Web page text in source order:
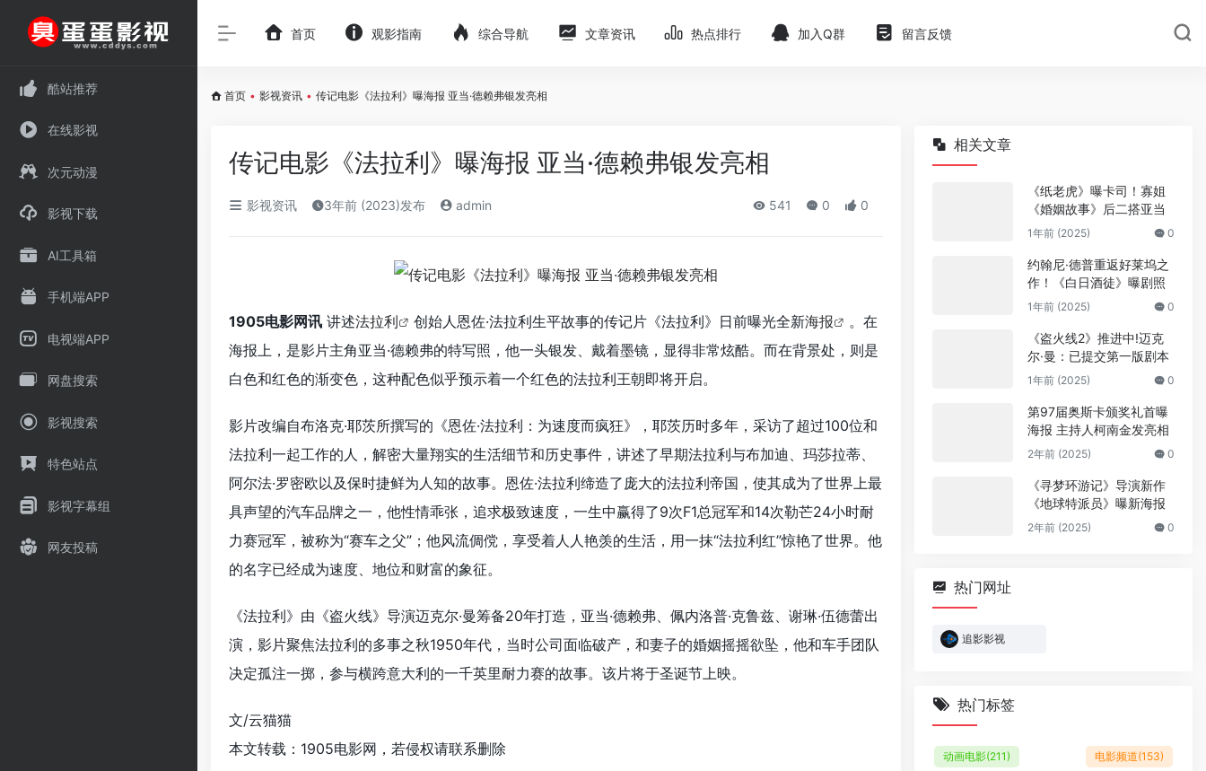
酷站推荐
在线影视
次元动漫
影视下载
AI工具箱
手机端APP
电视端APP
网盘搜索
影视搜索
特色站点
影视字幕组
网友投稿
首页 观影指南 综合导航 文章资讯 热点排行 加入Q群 留言反馈
首页 • 影视资讯 • 传记电影《法拉利》曝海报 亚当·德赖弗银发亮相
传记电影《法拉利》曝海报 亚当·德赖弗银发亮相
影视资讯 3年前 (2023)发布 admin 541 0 0
1905电影网讯 讲述法拉利 创始人恩佐·法拉利生平故事的传记片《法拉利》日前曝光全新海报
。在
海报上，是影片主角亚当·德赖弗的特写照，他一头银发、戴着墨镜，显得非常炫酷。而在背景处，则是
白色和红色的渐变色， 这种配色似乎预示着一个红色的法拉利王朝即将开启。
影片改编自布洛克·耶茨所撰写的《恩佐·法拉利：为速度而疯狂》，耶茨历时多年，采访了超过100位和
法拉利一起工作的人，解密大量翔实的生活细节和历史事件，讲述了早期法拉利与布加迪、玛莎拉蒂、
阿尔法·罗密欧以及保时捷鲜为人知的故事。恩佐·法拉利缔造了庞大的法拉利帝国，使其成为了世界上最
具声望的汽车品牌之一，他性情乖张，追求极致速度，一生中赢得了9次F1总冠军和14次勒芒24小时耐
力赛冠军，被称为“赛车之父”；他风流倜傥，享受着人人艳羡的生活，用一抹“法拉利红”惊艳了世界。他
的名字已经成为速度、地位和财富的象征。
《法拉利》 由《盗火线》导演迈克尔·曼筹备20年打造，亚当·德赖弗、佩内洛普·克鲁兹、谢琳·伍德蕾出
演，影片聚焦法拉利的多事之秋1950年代，当时公司面临破产，和妻子的婚姻摇摇欲坠，他和车手团队
决定孤注一掷，参与横跨意大利的一千英里耐力赛的故事。该片将于圣诞节上映。
文/云猫猫
本文转载：1905电影网，若侵权请联系删除
相关文章
《纸老虎》曝卡司！寡姐
《婚姻故事》后二搭亚当
1年前 (2025) 0
约翰尼·德普重返好莱坞之
作！《白日酒徒》曝剧照
1年前 (2025) 0
《盗火线2》推进中!迈克
尔·曼：已提交第一版剧本
1年前 (2025) 0
第97届奥斯卡颁奖礼首曝
海报 主持人柯南金发亮相
2年前 (2025) 0
《寻梦环游记》导演新作
《地球特派员》曝新海报
2年前 (2025) 0
热门网址
追影影视
热门标签
动画电影(211) 电影频道(153)